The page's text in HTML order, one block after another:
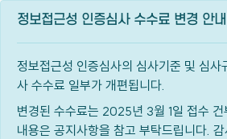
정보접근성 인증심사 수수료 변경 안내
정보접근성 인증심사의 심사기준 및 심사
사 수수료 일부가 개편됩니다.
변경된 수수료는 2025년 3월 1일 접수
내용은 공지사항을 참고 부탁드립니다.